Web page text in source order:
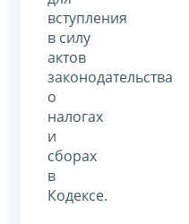
вступления
в силу
актов
законодательства
о
налогах
и
сборах
в
Кодексе.